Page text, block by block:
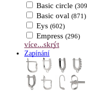
Basic circle
Basic oval (871)
Eys (602)
Empress (296)
více...skrýt
Zapínání